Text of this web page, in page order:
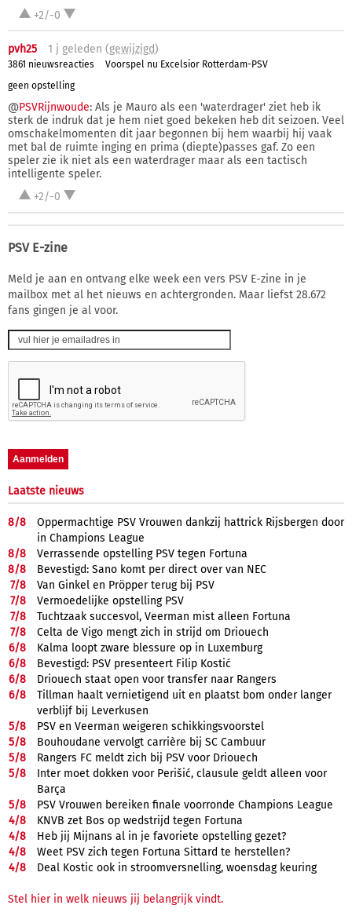
+2/-0
pvh25 1 j geleden (gewijzigd)
3861 nieuwsreacties
Voorspel nu Excelsior Rotterdam-PSV
geen opstelling
@PSVRijnwoude: Als je Mauro als een 'waterdrager' ziet heb ik
sterk de indruk dat je hem niet goed bekeken heb dit seizoen. Veel
omschakelmomenten dit jaar begonnen bij hem waarbij hij vaak
met bal de ruimte inging en prima (diepte)passes gaf. Zo een
speler zie ik niet als een waterdrager maar als een tactisch
intelligente speler.
+2/-0
PSV E-zine
Meld je aan en ontvang elke week een vers PSV E-zine in je
mailbox met al het nieuws en achtergronden. Maar liefst 28.672
fans gingen je al voor.
Laatste nieuws
8/8
Oppermachtige PSV Vrouwen dankzij hattrick Rijsbergen door
in Champions League
8/8
Verrassende opstelling PSV tegen Fortuna
8/8
Bevestigd: Sano komt per direct over van NEC
7/8
Van Ginkel en Pröpper terug bij PSV
7/8
Vermoedelijke opstelling PSV
7/8
Tuchtzaak succesvol, Veerman mist alleen Fortuna
7/8
Celta de Vigo mengt zich in strijd om Driouech
6/8
Kalma loopt zware blessure op in Luxemburg
6/8
Bevestigd: PSV presenteert Filip Kostić
6/8
Driouech staat open voor transfer naar Rangers
6/8
Tillman haalt vernietigend uit en plaatst bom onder langer
verblijf bij Leverkusen
5/8
PSV en Veerman weigeren schikkingsvoorstel
5/8
Bouhoudane vervolgt carrière bij SC Cambuur
5/8
Rangers FC meldt zich bij PSV voor Driouech
5/8
Inter moet dokken voor Perišić, clausule geldt alleen voor
Barça
5/8
PSV Vrouwen bereiken finale voorronde Champions League
4/8
KNVB zet Bos op wedstrijd tegen Fortuna
4/8
Heb jij Mijnans al in je favoriete opstelling gezet?
4/8
Weet PSV zich tegen Fortuna Sittard te herstellen?
4/8 Deal Kostic ook in stroomversnelling, woensdag keuring
Stel hier in welk nieuws jij belangrijk vindt.